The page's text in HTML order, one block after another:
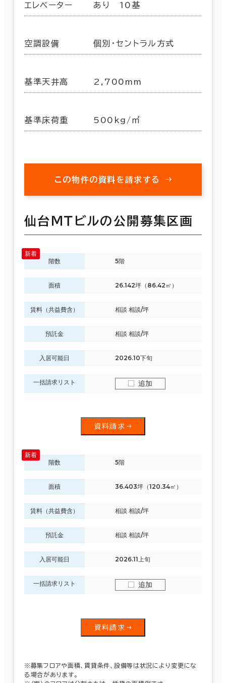
エレベーター あり 10基
空調設備 個別・セントラル方式
基準天井高 2,700mm
基準床荷重 500kg/㎡
この物件の資料を請求する
仙台ＭＴビルの公開募集区画
階数 5階
面積 26.142坪（86.42㎡）
賃料（共益費含） 相談 相談/坪
預託金 相談 相談/坪
入居可能日 2026.10下旬
一括請求リスト 追加
資料請求
階数 5階
面積 36.403坪（120.34㎡）
賃料（共益費含） 相談 相談/坪
預託金 相談 相談/坪
入居可能日 2026.11上旬
一括請求リスト 追加
資料請求
※募集フロアや面積、賃貸条件、設備等は状況により変更にな
る場合があります。